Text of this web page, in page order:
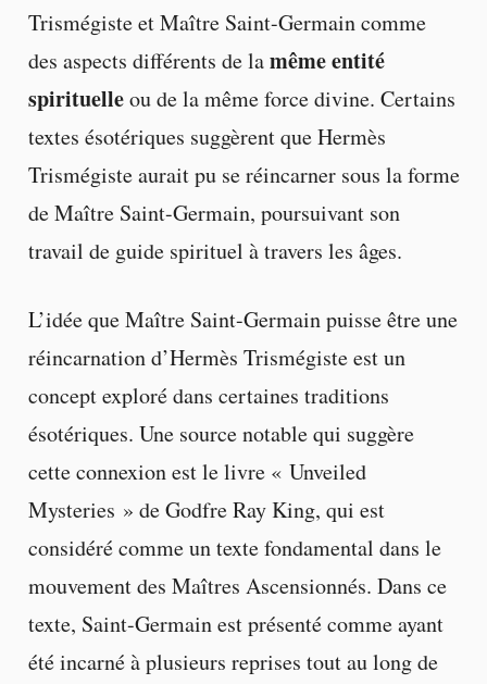
Trismégiste et Maître Saint-Germain comme
des aspects différents de lamême entité
spirituelleou de la même force divine. Certains
textes ésotériques suggèrent que Hermès
Trismégiste aurait pu se réincarner sous la forme
de Maître Saint-Germain, poursuivant son
travail de guide spirituel à travers les âges.
L’idée que Maître Saint-Germain puisse être une
réincarnation d’Hermès Trismégiste est un
concept exploré dans certaines traditions
ésotériques. Une source notable qui suggère
cette connexion est le livre « Unveiled
Mysteries » de Godfre Ray King, qui est
considéré comme un texte fondamental dans le
mouvement des Maîtres Ascensionnés. Dans ce
texte, Saint-Germain est présenté comme ayant
été incarné à plusieurs reprises tout au long de